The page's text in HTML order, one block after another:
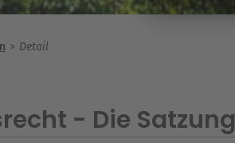
Detail
- Die